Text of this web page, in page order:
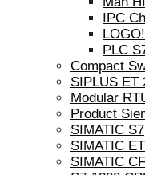
IPC
PLC
Compact
SIPLUS ET
Modular
Product
SIMATIC S7
SIMATIC
SIMATIC CF